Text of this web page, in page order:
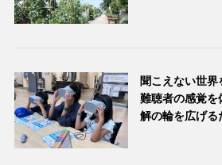
聞こえない世界
難聴者の感覚を
解の輪を広げる